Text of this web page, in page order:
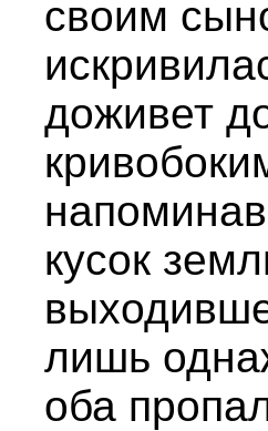
своим
доживет
кусок
лишь
оба